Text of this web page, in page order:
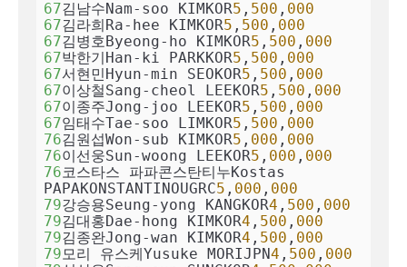
67김남수Nam-soo KIMKOR5 , 500 , 000
67김라희Ra-hee KIMKOR5 , 500 , 000
67김병호Byeong-ho KIMKOR5 , 500 , 000
67박한기Han-ki PARKKOR5 , 500 , 000
67서현민Hyun-min SEOKOR5 , 500 , 000
67이상철Sang-cheol LEEKOR5 , 500 , 000
67이종주Jong-joo LEEKOR5 , 500 , 000
67임태수Tae-soo LIMKOR5 , 500 , 000
76김원섭Won-sub KIMKOR5 , 000 , 000
76이선웅Sun-woong LEEKOR5 , 000 , 000
76코스타스 파파콘스탄티누Kostas
PAPAKONSTANTINOUGRC5 , 000 , 000
79강승용Seung-yong KANGKOR4 , 500 , 000
79김대홍Dae-hong KIMKOR4 , 500 , 000
79김종완Jong-wan KIMKOR4 , 500 , 000
79모리 유스케Yusuke MORIJPN4 , 500 , 000